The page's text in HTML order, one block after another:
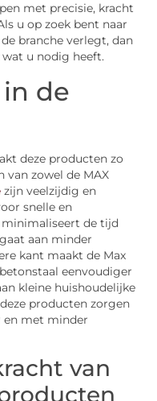
met precisie, kracht
u op zoek bent naar
branche verlegt, dan
wat u nodig heeft.
de
deze producten zo
van zowel de MAX
zijn veelzijdig en
snelle en
de tijd
aan minder
kant maakt de Max
eenvoudiger
kleine huishoudelijke
producten zorgen
en met minder
van